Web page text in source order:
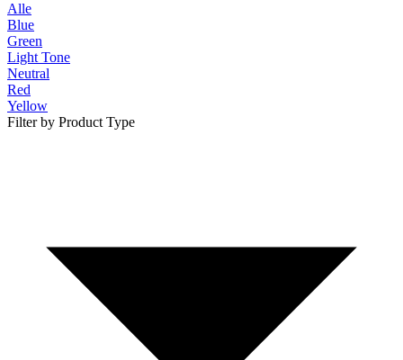
Alle
Blue
Green
Light Tone
Neutral
Red
Yellow
Filter by Product Type